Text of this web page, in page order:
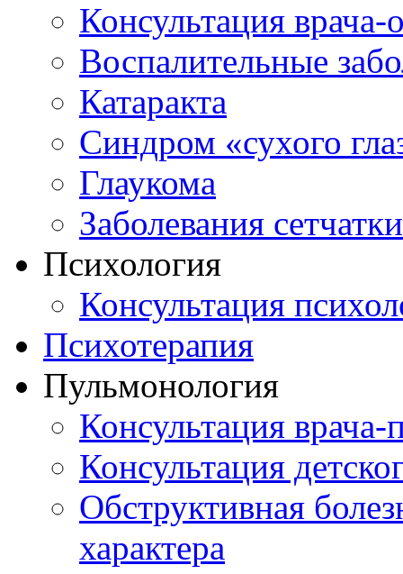
Консультация врача-
Воспалительные
Катаракта
Синдром «сухого
Глаукома
Заболевания сетчатки
Психология
Консультация
Психотерапия
Пульмонология
Консультация врача-
Консультация
Обструктивная
характера